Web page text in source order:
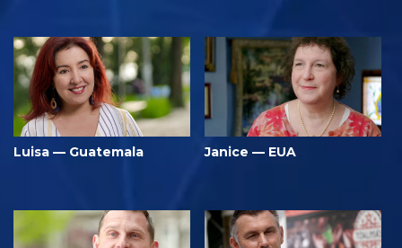
Luisa — Guatemala Janice — EUA